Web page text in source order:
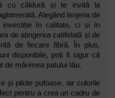
cu căldură și te invită la
Alegând lenjeria de
în calitate, ci și în
de atingerea catifelată și de
de fiecare fibră. În plus,
disponibile, poți fi sigur că
de mărimea patului tău.
și pilote pufoase, iar culorile
pentru a crea un cadru de